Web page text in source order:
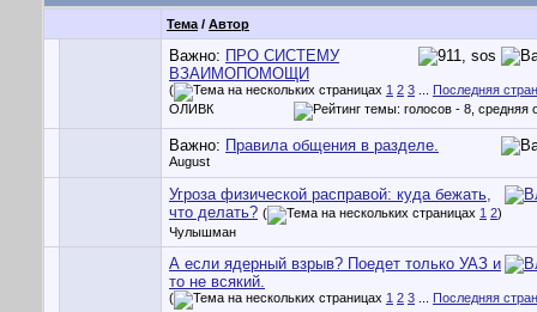
Тема / Автор
Важно: ПРО СИСТЕМУ
ВЗАИМОПОМОЩИ
( 1 2 3
Последняя
ОЛИВК
Важно: Правила общения в разделе.
August
Угроза физической расправой: куда бежать,
что делать? ( 1 2)
Чулышман
А если ядерный взрыв? Поедет только УАЗ и
то не всякий.
( 1 2 3
Последняя